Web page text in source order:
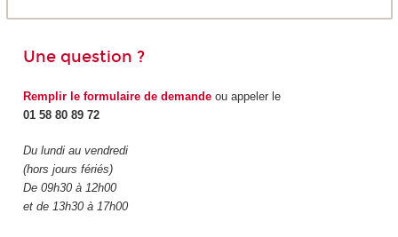
Une question ?
Remplir le formulaire de demandeou appeler le
01 58 80 89 72
Du lundi au vendredi
(hors jours fériés)
De 09h30 à 12h00
et de 13h30 à 17h00